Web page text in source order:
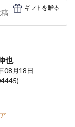
ギフトを贈る
也
08月18日